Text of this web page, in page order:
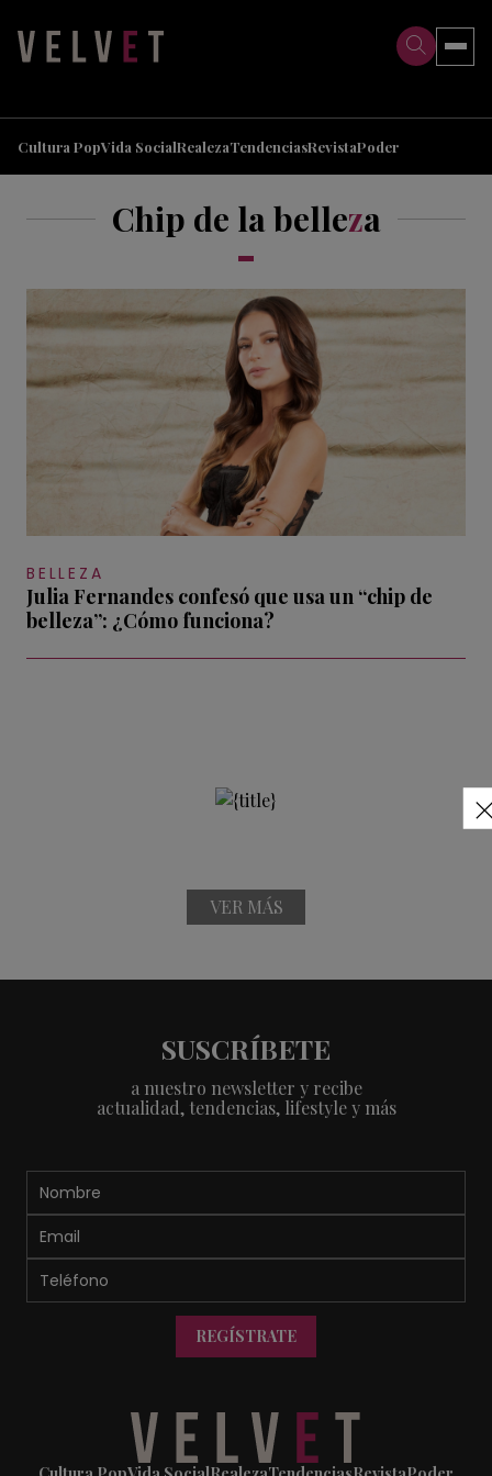
Cultura PopVida SocialRealezaTendenciasRevistaPoder
Chip de la belleza
BELLEZA
Julia Fernandes confesó que usa un “chip de
belleza”: ¿Cómo funciona?
VER MÁS
SUSCRÍBETE
a nuestro newsletter y recibe
actualidad, tendencias, lifestyle y más
REGÍSTRATE